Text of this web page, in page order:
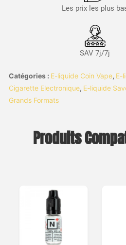
Les prix les plus
SAV 7j/7j
Catégories : E-liquide Coin Vape, E-
Cigarette Electronique, E-liquide
Grands Formats
Produits